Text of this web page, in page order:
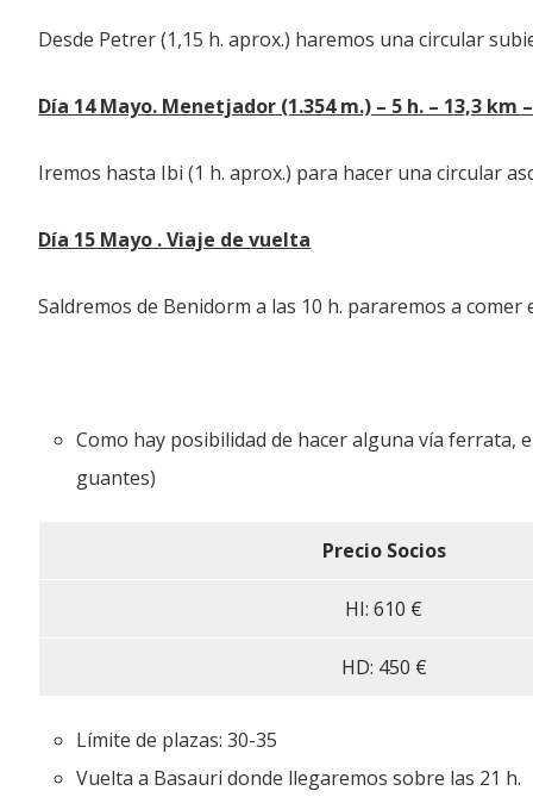
Desde Petrer (1,15 h. aprox.) haremos una circular
Día 14 Mayo. Menetjador (1.354 m.) – 5 h. – 13,3 km
Iremos hasta Ibi (1 h. aprox.) para hacer una circular
Día 15 Mayo . Viaje de vuelta
Saldremos de Benidorm a las 10 h. pararemos a
Como hay posibilidad de hacer alguna vía ferrata,
guantes)
Precio Socios
HI: 610 €
HD: 450 €
Límite de plazas: 30-35
Vuelta a Basauri donde llegaremos sobre las 21 h.